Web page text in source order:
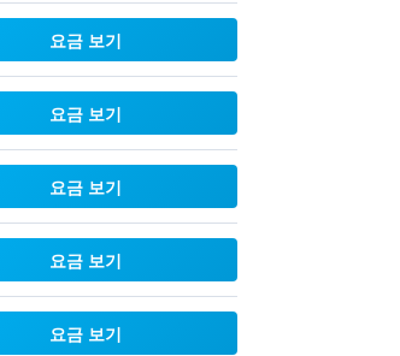
요금 보기
요금 보기
요금 보기
요금 보기
요금 보기